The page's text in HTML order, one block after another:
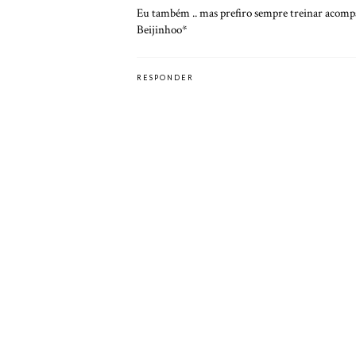
Eu também .. mas prefiro sempre treinar
Beijinhoo*
RESPONDER